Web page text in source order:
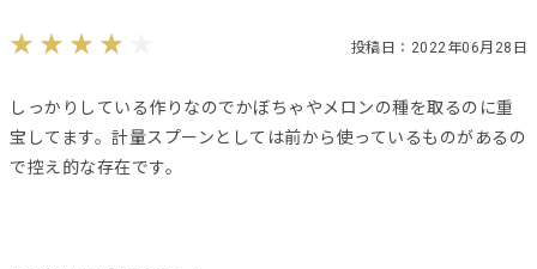
投稿日：2022年06月28日
しっかりしている作りなのでかぼちゃやメロンの種を取るのに重
宝してます。計量スプーンとしては前から使っているものがあるの
で控え的な存在です。